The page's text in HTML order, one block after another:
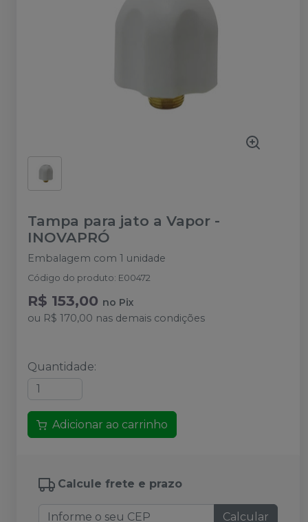
Tampa para jato a Vapor -
INOVAPRÓ
Embalagem com 1 unidade
Código do produto: E00472
R$ 153,00 no Pix
ou R$ 170,00 nas demais condições
Quantidade:
Adicionar ao carrinho
Calcule frete e prazo
Calcular